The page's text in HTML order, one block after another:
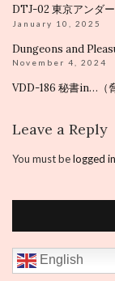
DTJ-02 東京アンダ
January 10, 2025
Dungeons and
November 4, 2024
VDD-186 秘書in…（
Leave a Reply
You must belogged in
English